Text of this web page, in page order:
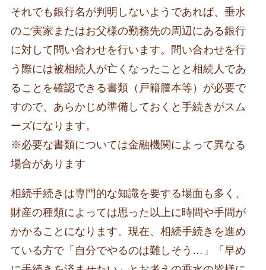
それでも銀行名が判明しないようであれば、垂水
のご実家またはお父様の勤務先の周辺にある銀行
に対して問い合わせを行います。問い合わせを行
う際には被相続人が亡くなったことと相続人であ
ることを確認できる書類（戸籍謄本等）が必要で
すので、あらかじめ準備しておくと手続きがスム
ーズになります。
※必要な書類については金融機関によって異なる
場合があります
相続手続きは専門的な知識を要する場面も多く、
財産の種類によっては思った以上に時間や手間が
かかることになります。現在、相続手続きを進め
ている方で「自分でやるのは難しそう…」「早め